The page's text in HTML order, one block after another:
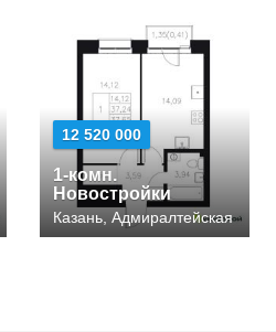
12 520 000
1-комн.
Новостройки
Казань, Адмиралтейская